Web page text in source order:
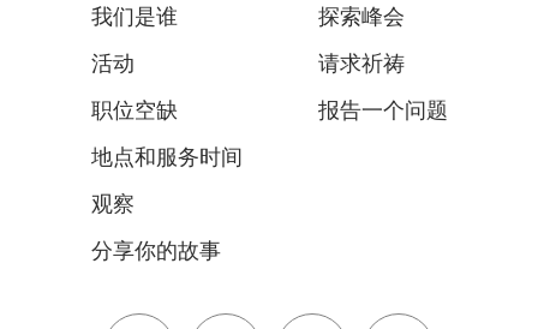
我们是谁
活动
职位空缺
地点和服务时间
观察
分享你的故事
探索峰会
请求祈祷
报告一个问题